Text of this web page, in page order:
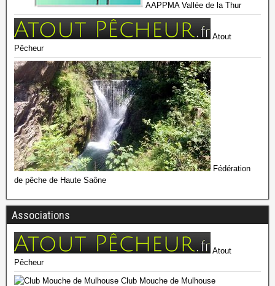
AAPPMA Vallée de la Thur
Atout
Pêcheur
Fédération
de pêche de Haute Saône
Associations
Atout
Pêcheur
Club Mouche de Mulhouse